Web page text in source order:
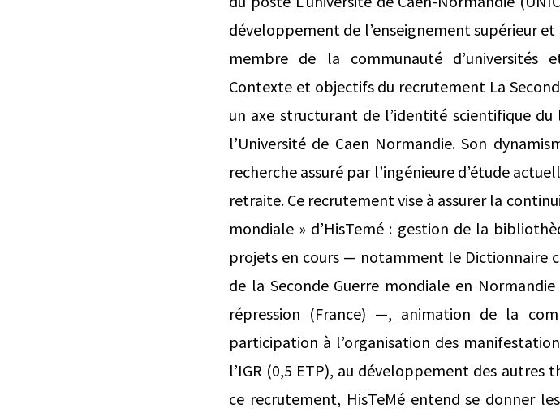
développement de l’enseignement supérieur
membre de la communauté d’universités
Contexte et objectifs du recrutement La
un axe structurant de l’identité scientifique
l’Université de Caen Normandie. Son
recherche assuré par l’ingénieure d’étude
retraite. Ce recrutement vise à assurer la
mondiale » d’HisTemé : gestion de la
projets en cours — notamment le Dictionnaire
de la Seconde Guerre mondiale en
répression (France) —, animation de la
participation à l’organisation des
l’IGR (0,5 ETP), au développement des
ce recrutement, HisTeMé entend se donner